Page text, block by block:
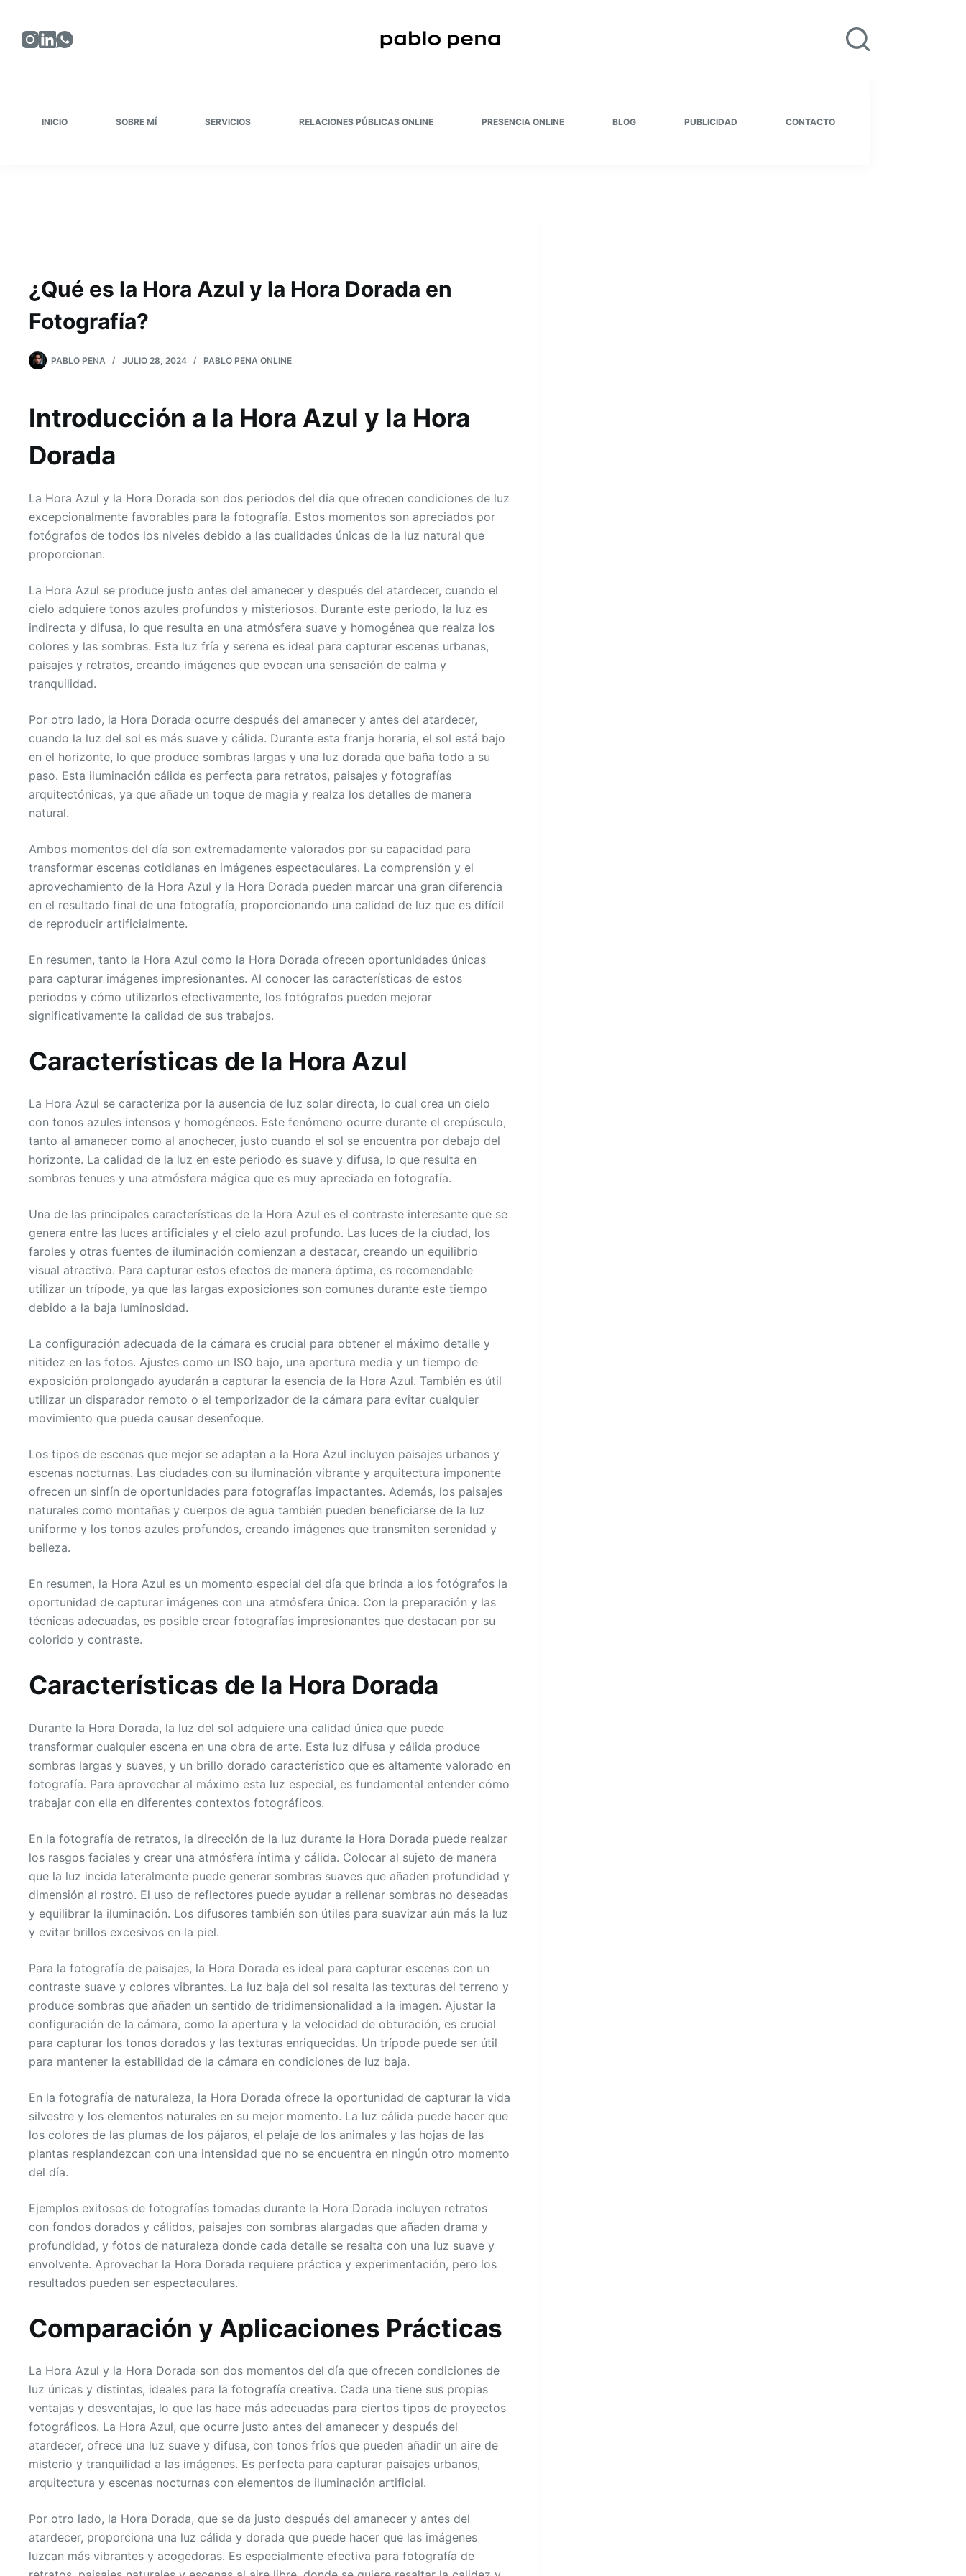
contenido
INICIO SOBRE MÍ SERVICIOS RELACIONES PÚBLICAS ONLINE PRESENCIA ONLINE BLOG PUBLICIDAD CONTACTO
¿Qué es la Hora Azul y la Hora Dorada en
Fotografía?
PABLO PENA JULIO 28, 2024 PABLO PENA ONLINE
Introducción a la Hora Azul y la Hora
Dorada
La Hora Azul y la Hora Dorada son dos periodos del día que ofrecen condiciones de luz
excepcionalmente favorables para la fotografía. Estos momentos son apreciados por
fotógrafos de todos los niveles debido a las cualidades únicas de la luz natural que
proporcionan.
La Hora Azul se produce justo antes del amanecer y después del atardecer, cuando el
cielo adquiere tonos azules profundos y misteriosos. Durante este periodo, la luz es
indirecta y difusa, lo que resulta en una atmósfera suave y homogénea que realza los
colores y las sombras. Esta luz fría y serena es ideal para capturar escenas urbanas,
paisajes y retratos, creando imágenes que evocan una sensación de calma y
tranquilidad.
Por otro lado, la Hora Dorada ocurre después del amanecer y antes del atardecer,
cuando la luz del sol es más suave y cálida. Durante esta franja horaria, el sol está bajo
en el horizonte, lo que produce sombras largas y una luz dorada que baña todo a su
paso. Esta iluminación cálida es perfecta para retratos, paisajes y fotografías
arquitectónicas, ya que añade un toque de magia y realza los detalles de manera
natural.
Ambos momentos del día son extremadamente valorados por su capacidad para
transformar escenas cotidianas en imágenes espectaculares. La comprensión y el
aprovechamiento de la Hora Azul y la Hora Dorada pueden marcar una gran diferencia
en el resultado final de una fotografía, proporcionando una calidad de luz que es difícil
de reproducir artificialmente.
En resumen, tanto la Hora Azul como la Hora Dorada ofrecen oportunidades únicas
para capturar imágenes impresionantes. Al conocer las características de estos
periodos y cómo utilizarlos efectivamente, los fotógrafos pueden mejorar
significativamente la calidad de sus trabajos.
Características de la Hora Azul
La Hora Azul se caracteriza por la ausencia de luz solar directa, lo cual crea un cielo
con tonos azules intensos y homogéneos. Este fenómeno ocurre durante el crepúsculo,
tanto al amanecer como al anochecer, justo cuando el sol se encuentra por debajo del
horizonte. La calidad de la luz en este periodo es suave y difusa, lo que resulta en
sombras tenues y una atmósfera mágica que es muy apreciada en fotografía.
Una de las principales características de la Hora Azul es el contraste interesante que se
genera entre las luces artificiales y el cielo azul profundo. Las luces de la ciudad, los
faroles y otras fuentes de iluminación comienzan a destacar, creando un equilibrio
visual atractivo. Para capturar estos efectos de manera óptima, es recomendable
utilizar un trípode, ya que las largas exposiciones son comunes durante este tiempo
debido a la baja luminosidad.
La configuración adecuada de la cámara es crucial para obtener el máximo detalle y
nitidez en las fotos. Ajustes como un ISO bajo, una apertura media y un tiempo de
exposición prolongado ayudarán a capturar la esencia de la Hora Azul. También es útil
utilizar un disparador remoto o el temporizador de la cámara para evitar cualquier
movimiento que pueda causar desenfoque.
Los tipos de escenas que mejor se adaptan a la Hora Azul incluyen paisajes urbanos y
escenas nocturnas. Las ciudades con su iluminación vibrante y arquitectura imponente
ofrecen un sinfín de oportunidades para fotografías impactantes. Además, los paisajes
naturales como montañas y cuerpos de agua también pueden beneficiarse de la luz
uniforme y los tonos azules profundos, creando imágenes que transmiten serenidad y
belleza.
En resumen, la Hora Azul es un momento especial del día que brinda a los fotógrafos la
oportunidad de capturar imágenes con una atmósfera única. Con la preparación y las
técnicas adecuadas, es posible crear fotografías impresionantes que destacan por su
colorido y contraste.
Características de la Hora Dorada
Durante la Hora Dorada, la luz del sol adquiere una calidad única que puede
transformar cualquier escena en una obra de arte. Esta luz difusa y cálida produce
sombras largas y suaves, y un brillo dorado característico que es altamente valorado en
fotografía. Para aprovechar al máximo esta luz especial, es fundamental entender cómo
trabajar con ella en diferentes contextos fotográficos.
En la fotografía de retratos, la dirección de la luz durante la Hora Dorada puede realzar
los rasgos faciales y crear una atmósfera íntima y cálida. Colocar al sujeto de manera
que la luz incida lateralmente puede generar sombras suaves que añaden profundidad y
dimensión al rostro. El uso de reflectores puede ayudar a rellenar sombras no deseadas
y equilibrar la iluminación. Los difusores también son útiles para suavizar aún más la luz
y evitar brillos excesivos en la piel.
Para la fotografía de paisajes, la Hora Dorada es ideal para capturar escenas con un
contraste suave y colores vibrantes. La luz baja del sol resalta las texturas del terreno y
produce sombras que añaden un sentido de tridimensionalidad a la imagen. Ajustar la
configuración de la cámara, como la apertura y la velocidad de obturación, es crucial
para capturar los tonos dorados y las texturas enriquecidas. Un trípode puede ser útil
para mantener la estabilidad de la cámara en condiciones de luz baja.
En la fotografía de naturaleza, la Hora Dorada ofrece la oportunidad de capturar la vida
silvestre y los elementos naturales en su mejor momento. La luz cálida puede hacer que
los colores de las plumas de los pájaros, el pelaje de los animales y las hojas de las
plantas resplandezcan con una intensidad que no se encuentra en ningún otro momento
del día.
Ejemplos exitosos de fotografías tomadas durante la Hora Dorada incluyen retratos
con fondos dorados y cálidos, paisajes con sombras alargadas que añaden drama y
profundidad, y fotos de naturaleza donde cada detalle se resalta con una luz suave y
envolvente. Aprovechar la Hora Dorada requiere práctica y experimentación, pero los
resultados pueden ser espectaculares.
Comparación y Aplicaciones Prácticas
La Hora Azul y la Hora Dorada son dos momentos del día que ofrecen condiciones de
luz únicas y distintas, ideales para la fotografía creativa. Cada una tiene sus propias
ventajas y desventajas, lo que las hace más adecuadas para ciertos tipos de proyectos
fotográficos. La Hora Azul, que ocurre justo antes del amanecer y después del
atardecer, ofrece una luz suave y difusa, con tonos fríos que pueden añadir un aire de
misterio y tranquilidad a las imágenes. Es perfecta para capturar paisajes urbanos,
arquitectura y escenas nocturnas con elementos de iluminación artificial.
Por otro lado, la Hora Dorada, que se da justo después del amanecer y antes del
atardecer, proporciona una luz cálida y dorada que puede hacer que las imágenes
luzcan más vibrantes y acogedoras. Es especialmente efectiva para fotografía de